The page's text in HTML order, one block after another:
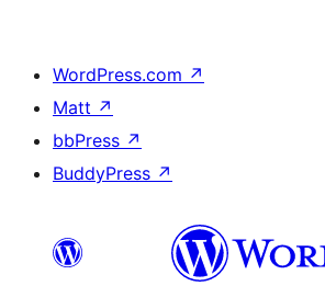
WordPress.com ↗
Matt ↗
bbPress ↗
BuddyPress ↗